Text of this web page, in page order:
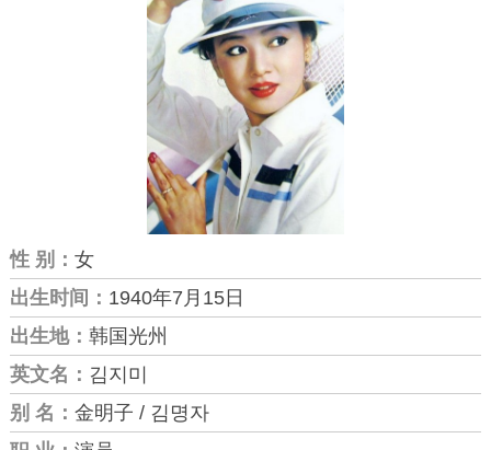
性 别： 女
出生时间： 1940年7月15日
出生地： 韩国光州
英文名： 김지미
别 名： 金明子 / 김명자